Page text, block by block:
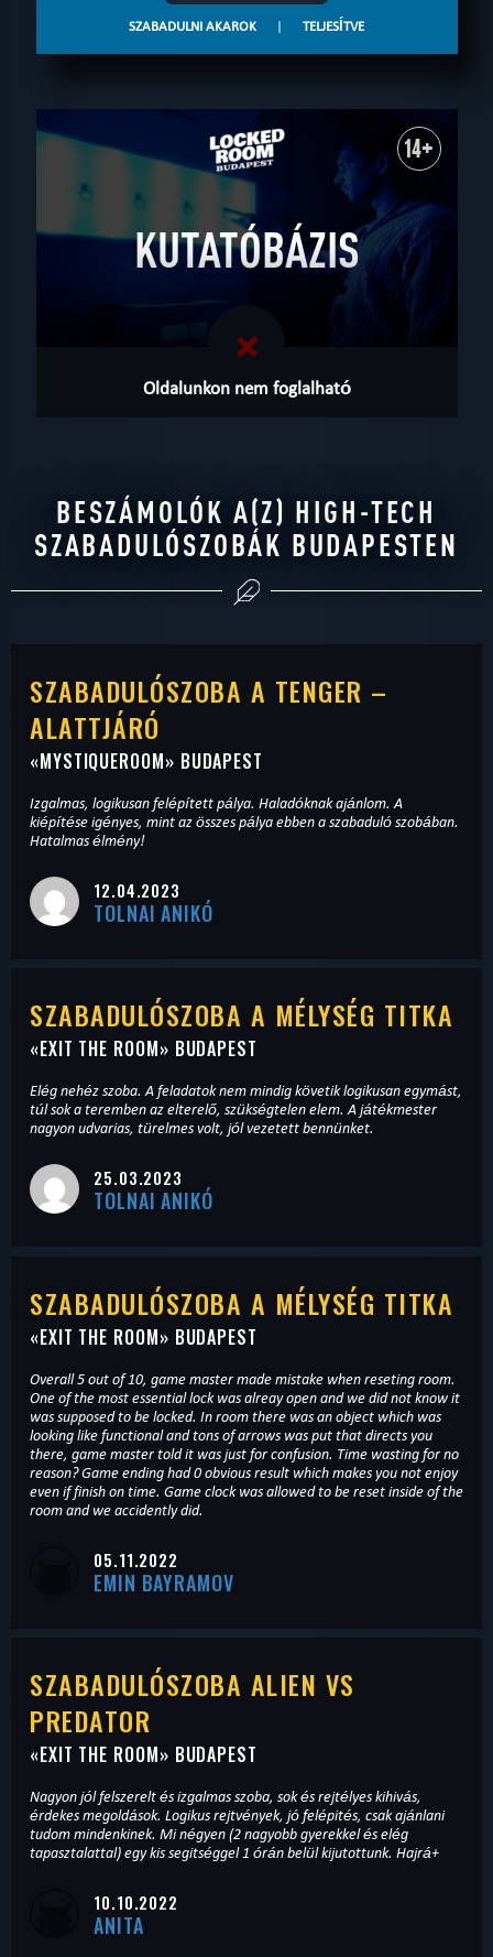
SZABADULNI AKAROK | TELJESÍTVE
14+
KUTATÓBÁZIS
Oldalunkon nem foglalható
BESZÁMOLÓK A(Z) HIGH-TECH
SZABADULÓSZOBÁK BUDAPESTEN
SZABADULÓSZOBA A TENGER –
ALATTJÁRÓ
«MYSTIQUEROOM» BUDAPEST
Izgalmas, logikusan felépített pálya. Haladóknak ajánlom. A
kiépítése igényes, mint az összes pálya ebben a szabaduló szobában.
Hatalmas élmény!
12.04.2023
TOLNAI ANIKÓ
SZABADULÓSZOBA A MÉLYSÉG TITKA
«EXIT THE ROOM» BUDAPEST
Elég nehéz szoba. A feladatok nem mindig követik logikusan egymást,
túl sok a teremben az elterelő, szükségtelen elem. A játékmester
nagyon udvarias, türelmes volt, jól vezetett bennünket.
25.03.2023
TOLNAI ANIKÓ
SZABADULÓSZOBA A MÉLYSÉG TITKA
«EXIT THE ROOM» BUDAPEST
Overall 5 out of 10, game master made mistake when reseting room.
One of the most essential lock was alreay open and we did not know it
was supposed to be locked. In room there was an object which was
looking like functional and tons of arrows was put that directs you
there, game master told it was just for confusion. Time wasting for no
reason? Game ending had 0 obvious result which makes you not enjoy
even if finish on time. Game clock was allowed to be reset inside of the
room and we accidently did.
05.11.2022
EMIN BAYRAMOV
SZABADULÓSZOBA ALIEN VS
PREDATOR
«EXIT THE ROOM» BUDAPEST
Nagyon jól felszerelt és izgalmas szoba, sok és rejtélyes kihivás,
érdekes megoldások. Logikus rejtvények, jó felépités, csak ajánlani
tudom mindenkinek. Mi négyen (2 nagyobb gyerekkel és elég
tapasztalattal) egy kis segitséggel 1 órán belül kijutottunk. Hajrá+
10.10.2022
ANITA